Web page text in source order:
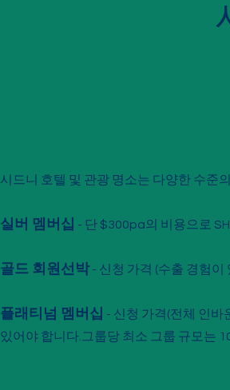
시드니 호텔 및 관광 명소는 다양한 수준
실버 멤버십 - 단 $300pa의 비용으로
골드 회원선박- 신청 가격 (수출 경험이
플래티넘 멤버십 - 신청 가격(전체 인바
있어야 합니다. 그룹당 최소 그룹 규모는